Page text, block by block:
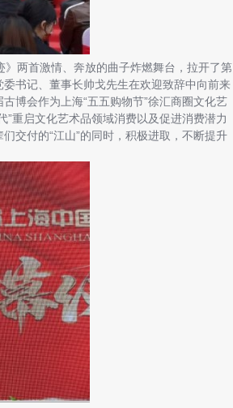
两首激情、奔放的曲子炸燃舞台，拉开了第
书记、董事长帅戈先生在欢迎致辞中向前来
博会作为上海“五五购物节”徐汇商圈文化艺
重启文化艺术品领域消费以及促进消费潜力
交付的“江山”的同时，积极进取，不断提升